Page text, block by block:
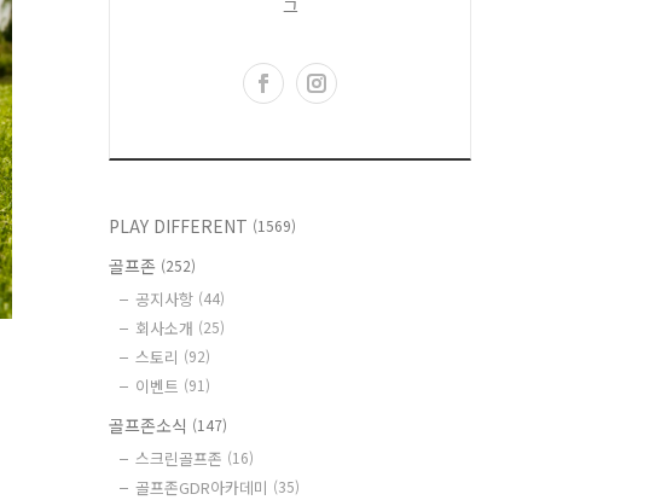
그
PLAY DIFFERENT (1569)
골프존 (252)
공지사항 (44)
회사소개 (25)
스토리 (92)
이벤트 (91)
골프존소식 (147)
스크린골프존 (16)
골프존GDR아카데미 (35)